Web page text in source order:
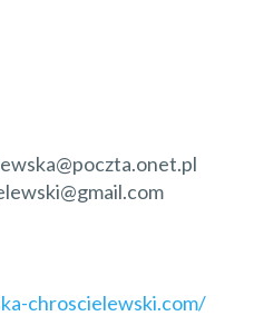
chroscielewski.com/